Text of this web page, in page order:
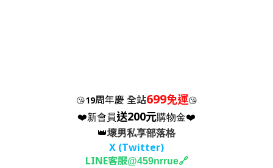
😘19周年慶 全站699免運😘
❤️新會員送200元購物金❤️
👑壞男私享部落格
X (Twitter)
LINE客服@459nrrue🔗